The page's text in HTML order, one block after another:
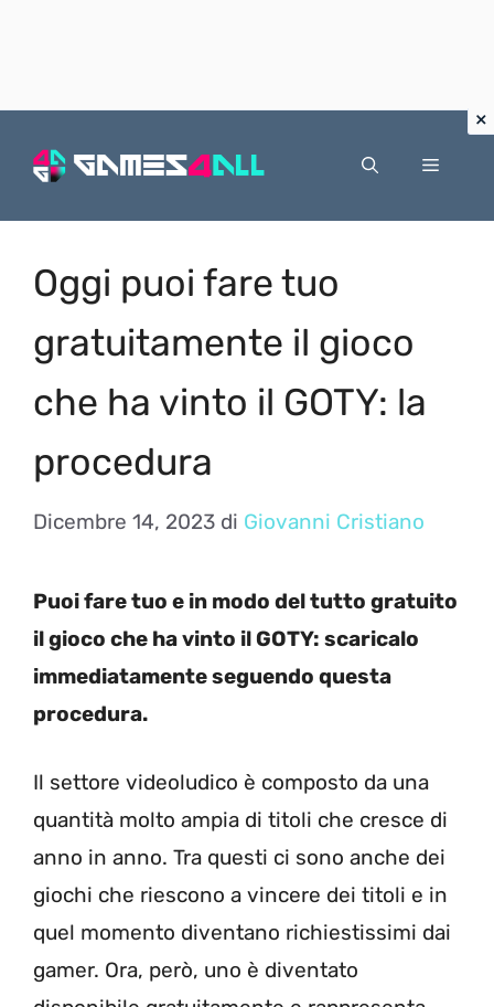
Menu
Oggi puoi fare tuo
gratuitamente il gioco
che ha vinto il GOTY: la
procedura
Dicembre 14, 2023 di Giovanni Cristiano
Puoi fare tuo e in modo del tutto gratuito
il gioco che ha vinto il GOTY: scaricalo
immediatamente seguendo questa
procedura.
Il settore videoludico è composto da una
quantità molto ampia di titoli che cresce di
anno in anno. Tra questi ci sono anche dei
giochi che riescono a vincere dei titoli e in
quel momento diventano richiestissimi dai
gamer. Ora, però, uno è diventato